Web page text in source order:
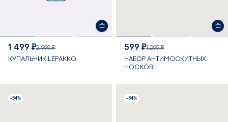
1 499 ₽2 999 ₽
КУПАЛЬНИК LEPAKKO
599 ₽1 299 ₽
НАБОР АНТИМОСКИТНЫХ
НОСКОВ
-54% -54%